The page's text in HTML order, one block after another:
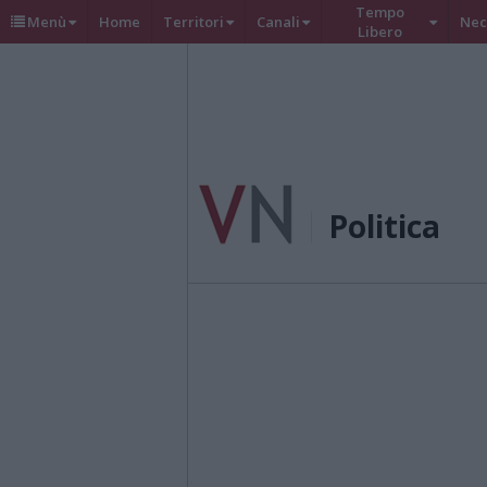
Menù Home Territori Canali
Tempo
Libero
Politica